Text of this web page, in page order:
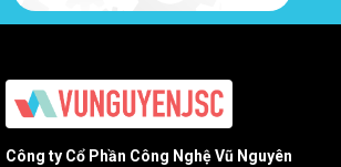
Công ty Cổ Phần Công Nghệ Vũ Nguyên